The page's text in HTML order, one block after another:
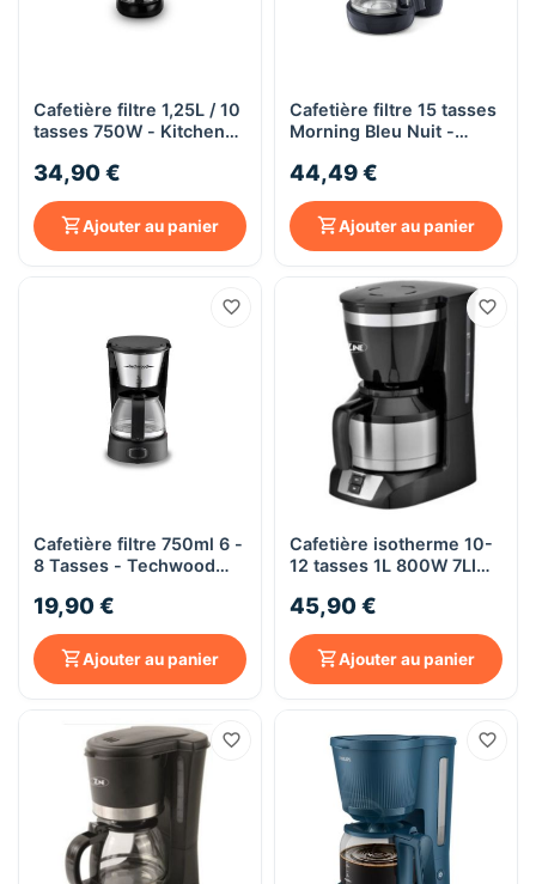
Cafetière filtre 1,25L / 10
tasses 750W - Kitchen
34,90 €
Ajouter au panier
Cafetière filtre 15 tasses
Morning Bleu Nuit -
44,49 €
Ajouter au panier
Cafetière filtre 750ml 6 -
8 Tasses - Techwood
19,90 €
Ajouter au panier
Cafetière isotherme 10-
12 tasses 1L 800W 7LINE
45,90 €
Ajouter au panier